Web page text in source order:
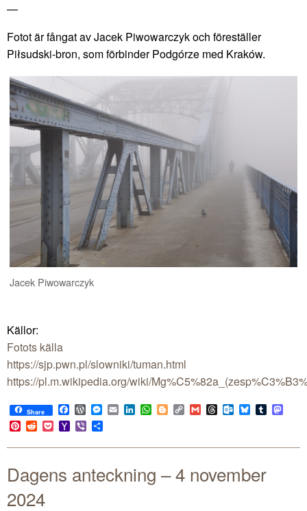
—
Fotot är fångat av Jacek Piwowarczyk och föreställer
Piłsudski-bron, som förbinder Podgórze med Kraków.
Jacek Piwowarczyk
Källor:
Fotots källa
https://sjp.pwn.pl/slowniki/tuman.html
https://pl.m.wikipedia.org/wiki/
Share Facebook
WordPress
Messenger
EmailLinkedIn
WhatsApp
BloggerCopy
Link
GmailThreadsOutlook.com
BlueskyTumblr
Pinterest
RedditPocketYahoo
Mail
Viber
Dagens anteckning – 4 november
2024